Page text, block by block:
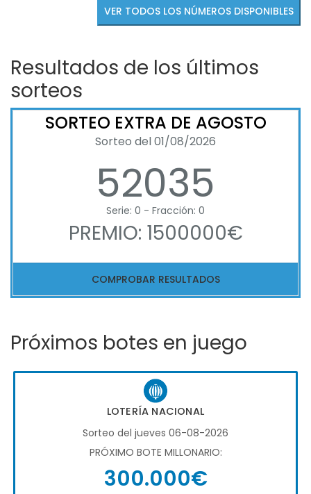
VER TODOS LOS NÚMEROS DISPONIBLES
Resultados de los últimos
sorteos
SORTEO EXTRA DE AGOSTO
Sorteo del 01/08/2026
52035
Serie: 0 - Fracción: 0
PREMIO: 1500000€
COMPROBAR RESULTADOS
Próximos botes en juego
LOTERÍA NACIONAL
Sorteo del jueves 06-08-2026
PRÓXIMO BOTE MILLONARIO:
300.000€